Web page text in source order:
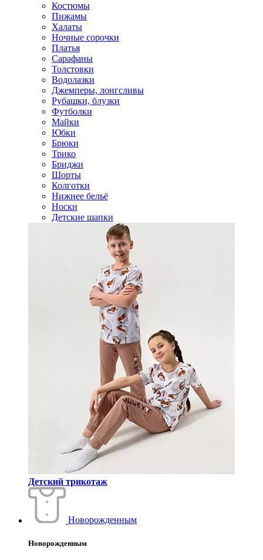
Костюмы
Пижамы
Халаты
Ночные сорочки
Платья
Сарафаны
Толстовки
Водолазки
Джемперы, лонгсливы
Рубашки, блузки
Футболки
Майки
Юбки
Брюки
Трико
Бриджи
Шорты
Колготки
Нижнее бельё
Носки
Детские шапки
Детский трикотаж
Новорожденным
Новорожденным